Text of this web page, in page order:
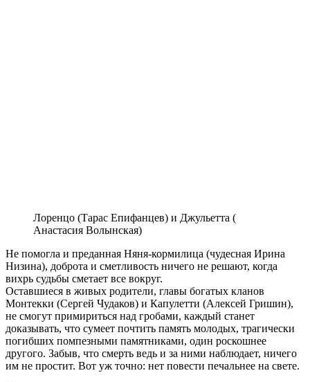
Лоренцо (Тарас Епифанцев) и Джульетта (
Анастасия Волынская)
Не помогла и преданная Няня-кормилица (чудесная Ирина
Низина), доброта и сметливость ничего не решают, когда
вихрь судьбы сметает все вокруг.
Оставшиеся в живых родители, главы богатых кланов
Монтекки (Сергей Чудаков) и Капулетти (Алексей Гришин),
не смогут примириться над гробами, каждый станет
доказывать, что сумеет почтить память молодых, трагически
погибших помпезными памятниками, один роскошнее
другого. Забыв, что смерть ведь и за ними наблюдает, ничего
им не простит. Вот уж точно: нет повести печальнее на свете.